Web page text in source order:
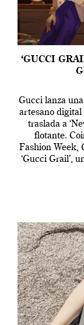
‘GUCCI
Gucci lanza
artesano digital
traslada a
flotante.
Fashion Week,
‘Gucci Grail’,
Alessandro